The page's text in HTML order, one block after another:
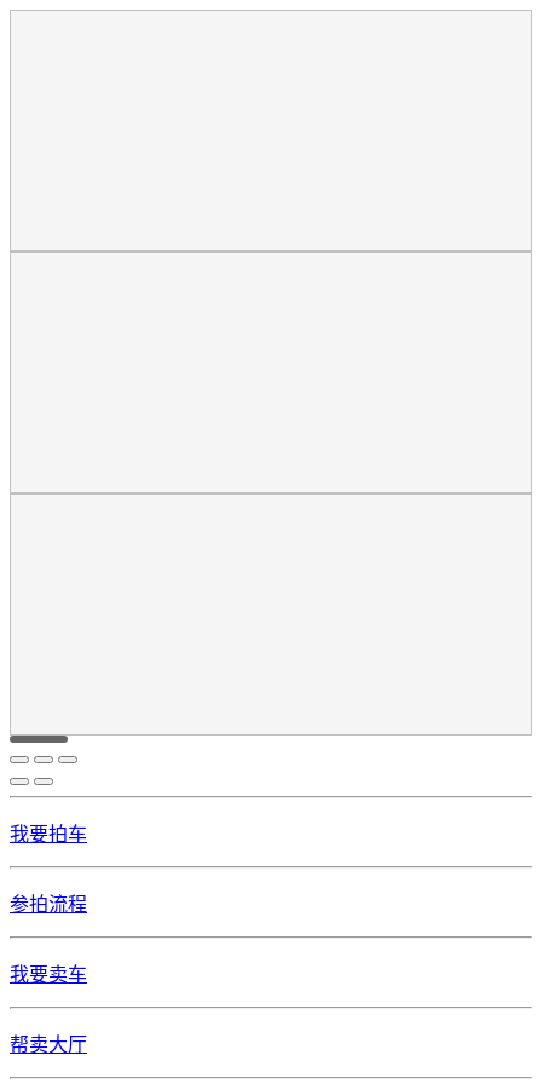
我要拍车
参拍流程
我要卖车
帮卖大厅